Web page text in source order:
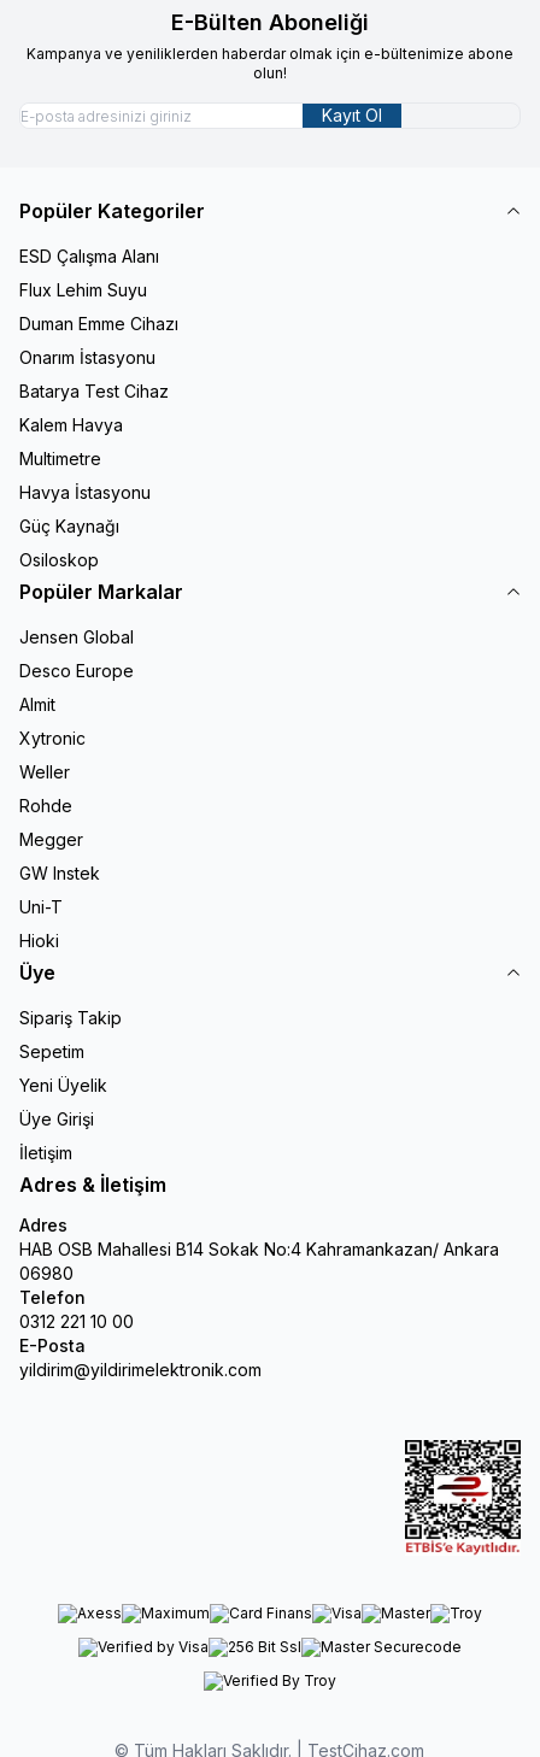
E-Bülten Aboneliği
Kampanya ve yeniliklerden haberdar olmak için e-bültenimize abone
olun!
Kayıt Ol
Popüler Kategoriler
ESD Çalışma Alanı
Flux Lehim Suyu
Duman Emme Cihazı
Onarım İstasyonu
Batarya Test Cihaz
Kalem Havya
Multimetre
Havya İstasyonu
Güç Kaynağı
Osiloskop
Popüler Markalar
Jensen Global
Desco Europe
Almit
Xytronic
Weller
Rohde
Megger
GW Instek
Uni-T
Hioki
Üye
Sipariş Takip
Sepetim
Yeni Üyelik
Üye Girişi
İletişim
Adres & İletişim
Adres
HAB OSB Mahallesi B14 Sokak No:4 Kahramankazan/ Ankara
06980
Telefon
0312 221 10 00
E-Posta
yildirim@yildirimelektronik.com
© Tüm Hakları Saklıdır. | TestCihaz.com